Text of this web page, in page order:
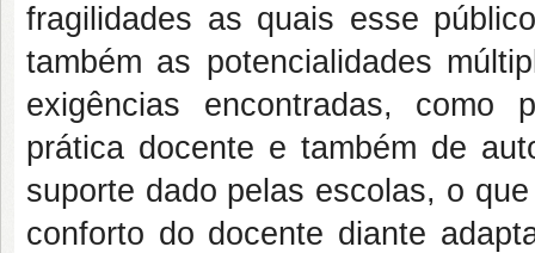
fragilidades as quais esse
também as potencialidades
exigências encontradas, como
prática docente e também de
suporte dado pelas escolas, o
conforto do docente diante